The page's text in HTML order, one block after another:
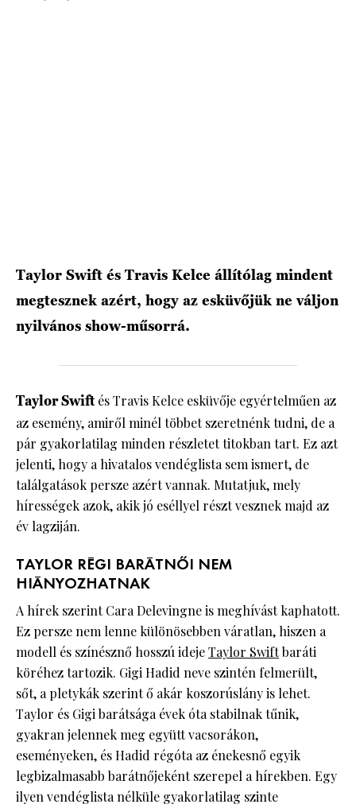
Taylor Swift és Travis Kelce állítólag mindent
megtesznek azért, hogy az esküvőjük ne váljon
nyilvános show-műsorrá.
Taylor Swiftés Travis Kelce esküvője egyértelműen az
az esemény, amiről minél többet szeretnénk tudni, de a
pár gyakorlatilag minden részletet titokban tart. Ez azt
jelenti, hogy a hivatalos vendéglista sem ismert, de
találgatások persze azért vannak. Mutatjuk, mely
hírességek azok, akik jó eséllyel részt vesznek majd az
év lagziján.
TAYLOR RÉGI BARÁTNŐI NEM
HIÁNYOZHATNAK
A hírek szerint Cara Delevingne is meghívást kaphatott.
Ez persze nem lenne különösebben váratlan, hiszen a
modell és színésznő hosszú idejeTaylor Swiftbaráti
köréhez tartozik. Gigi Hadid neve szintén felmerült,
sőt, a pletykák szerint ő akár koszorúslány is lehet.
Taylor és Gigi barátsága évek óta stabilnak tűnik,
gyakran jelennek meg együtt vacsorákon,
eseményeken, és Hadid régóta az énekesnő egyik
legbizalmasabb barátnőjeként szerepel a hírekben. Egy
ilyen vendéglista nélküle gyakorlatilag szinte